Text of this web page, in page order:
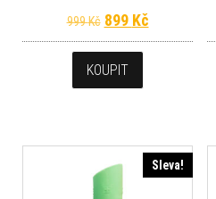
999Kč Původní cena
899 KčAktuální
KOUPIT
Sleva!